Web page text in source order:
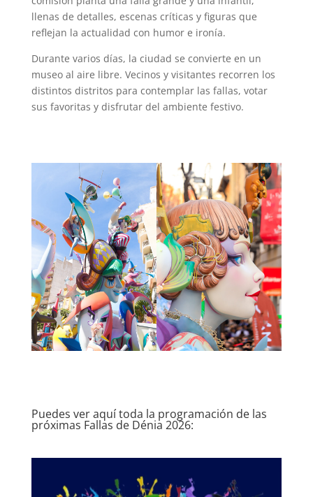
llenas de detalles, escenas críticas y figuras que
reflejan la actualidad con humor e ironía.
Durante varios días, la ciudad se convierte en un
museo al aire libre. Vecinos y visitantes recorren los
distintos distritos para contemplar las fallas, votar
sus favoritas y disfrutar del ambiente festivo.
Puedes ver aquí toda la programación de las
próximas Fallas de Dénia 2026: